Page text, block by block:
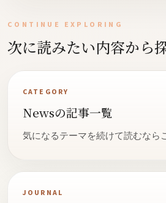
CONTINUE EXPLORING
次に読みたい内容から
CATEGORY
Newsの記事一覧
気になるテーマを続けて読むなら
JOURNAL